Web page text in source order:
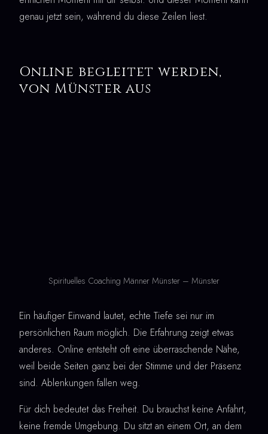
genau jetzt sein, während du diese Zeilen liest.
Online begleitet werden,
von Münster aus
Spirituelles Coaching Männer Münster – Münster
Ein häufiger Einwand lautet, echte Tiefe sei nur im
persönlichen Raum möglich. Die Erfahrung zeigt etwas
anderes. Online entsteht oft eine überraschende Nähe,
weil beide Seiten ganz bei der Stimme und der Präsenz
sind. Ablenkungen fallen weg.
Für dich bedeutet das Freiheit. Du brauchst keine Anfahrt,
keine fremde Umgebung. Du sitzt an einem Ort, an dem